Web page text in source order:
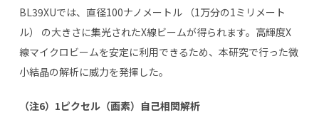
BL39XUでは、直径100ナノメートル （1万分の1ミリメート
ル） の大きさに集光されたX線ビームが得られます。高輝度X
線マイクロビームを安定に利用できるため、本研究で行った微
小結晶の解析に威力を発揮した。
（注6） 1ピクセル（画素）自己相関解析